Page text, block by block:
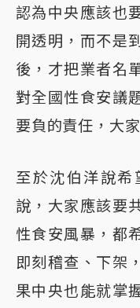
認為中央應該也
開透明，而不是
後，才把業者名
對全國性食安議
要負的責任，大
至於沈伯洋說希
說，大家應該要
性食安風暴，都
即刻稽查、下架
果中央也能就掌